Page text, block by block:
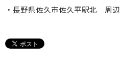
・長野県佐久市佐久平駅北 周辺